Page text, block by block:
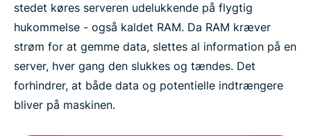
stedet køres serveren udelukkende på flygtig
hukommelse - også kaldet RAM. Da RAM kræver
strøm for at gemme data, slettes al information på en
server, hver gang den slukkes og tændes. Det
forhindrer, at både data og potentielle indtrængere
bliver på maskinen.